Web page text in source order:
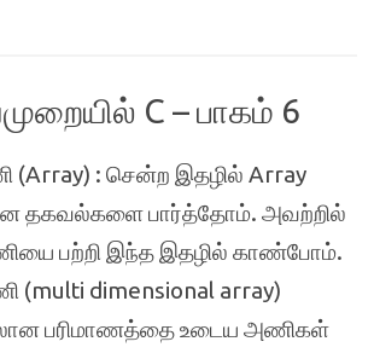
C – பாகம் 6
(Array) : சென்ற இதழில் Array
தகவல்களை பார்த்தோம். அவற்றில்
பற்றி இந்த இதழில் காண்போம்.
(multi dimensional array)
பரிமாணத்தை உடைய அணிகள்